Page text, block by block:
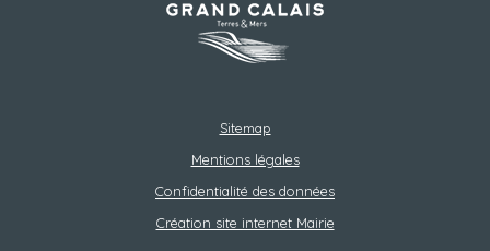
Sitemap
Mentions légales
Confidentialité des données
Création site internet Mairie